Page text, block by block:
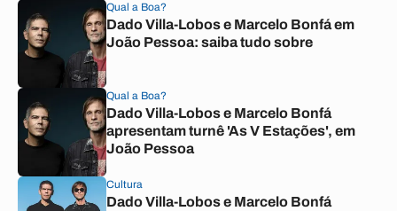
Qual a Boa?
Dado Villa-Lobos e Marcelo Bonfá em
João Pessoa: saiba tudo sobre
Qual a Boa?
Dado Villa-Lobos e Marcelo Bonfá
apresentam turnê 'As V Estações', em
João Pessoa
Cultura
Dado Villa-Lobos e Marcelo Bonfá